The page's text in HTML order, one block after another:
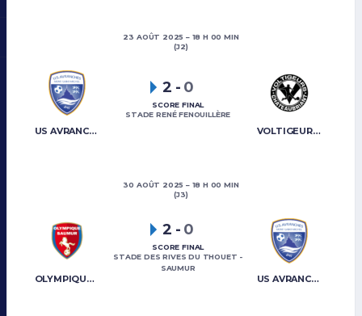
23 AOÛT 2025
18 H 00 MIN
(J2)
US AVRANCHES MONT-SAINT-MICHEL VOLTIGEURS CHATEAUBRIANT
2 - 0
SCORE FINAL
STADE RENÉ FENOUILLÈRE
30 AOÛT 2025
18 H 00 MIN
(J3)
OLYMPIQUE SAUMUR US AVRANCHES MONT-SAINT-MICHEL
2 - 0
SCORE FINAL
STADE DES RIVES DU THOUET -
SAUMUR